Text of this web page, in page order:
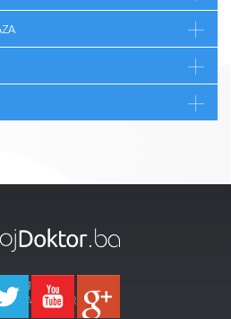
Ka-Agencija
All Right Reserved